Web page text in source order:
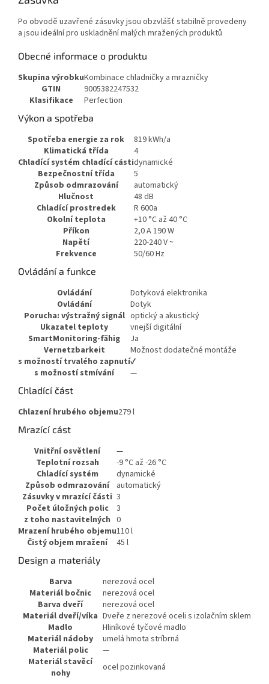
Po obvodě uzavřené zásuvky jsou obzvlášť stabilně provedeny
a jsou ideální pro uskladnění malých mražených produktů
Obecné informace o produktu
Skupina výrobkuKombinace chladničky a mrazničky
GTIN
9005382247532
Klasifikace
Perfection
Výkon a spotřeba
Spotřeba energie za rok
819 kWh/a
Klimatická třída
4
Chladící systém chladící cástidynamické
Bezpečnostní třída
5
Způsob odmrazování
automatický
Hlučnost
48 dB
Chladící prostredek
R 600a
Okolní teplota
+10 °C až 40 °C
Příkon
2,0 A 190 W
Napětí
220-240 V ~
Frekvence
50/60 Hz
Ovládání a funkce
Ovládání
Dotyková elektronika
Ovládání
Dotyk
Porucha: výstražný signál optický a akustický
Ukazatel teploty
vnejší digitální
SmartMonitoring-fähig
Ja
Vernetzbarkeit
Možnost dodatečné montáže
s možností trvalého zapnutí✔
s možností stmívání
—
Chladící část
Chlazení hrubého objemu279 l
Mrazící cást
Vnitřní osvětlení
—
Teplotní rozsah
-9 °C až -26 °C
Chladící systém
dynamické
Způsob odmrazování
automatický
Zásuvky v mrazící části 3
Počet úložných polic
3
z toho nastavitelných 0
Mrazení hrubého objemu110 l
Čistý objem mražení
45 l
Design a materiály
Barva
nerezová ocel
Materiál bočnic
nerezová ocel
Barva dveří
nerezová ocel
Materiál dveří/víka Dveře z nerezové oceli s izolačním sklem
Madlo
Hliníkové tyčové madlo
Materiál nádoby
umelá hmota stríbrná
Materiál polic
—
Materiál stavěcí
nohy
ocel pozinkovaná